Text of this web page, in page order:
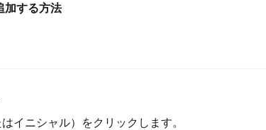
加する方法
イニシャル）をクリックします。